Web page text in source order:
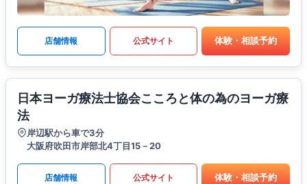
店舗情報 公式サイト 体験・相談予約
日本ヨーガ療法士協会こころと体の為のヨーガ療
法
岸辺駅から車で3分
大阪府吹田市岸部北4丁目15－20
店舗情報 公式サイト 体験・相談予約